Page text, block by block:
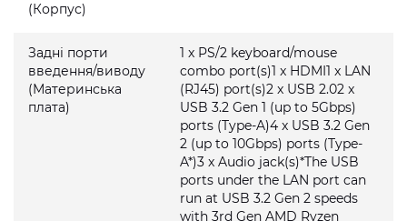
(Корпус)
Задні порти
введення/виводу
(Материнська
плата)
1 x PS/2 keyboard/mouse
combo port(s)1 x HDMI1 x LAN
(RJ45) port(s)2 x USB 2.02 x
USB 3.2 Gen 1 (up to 5Gbps)
ports (Type-A)4 x USB 3.2 Gen
2 (up to 10Gbps) ports (Type-
A*)3 x Audio jack(s)*The USB
ports under the LAN port can
run at USB 3.2 Gen 2 speeds
with 3rd Gen AMD Ryzen